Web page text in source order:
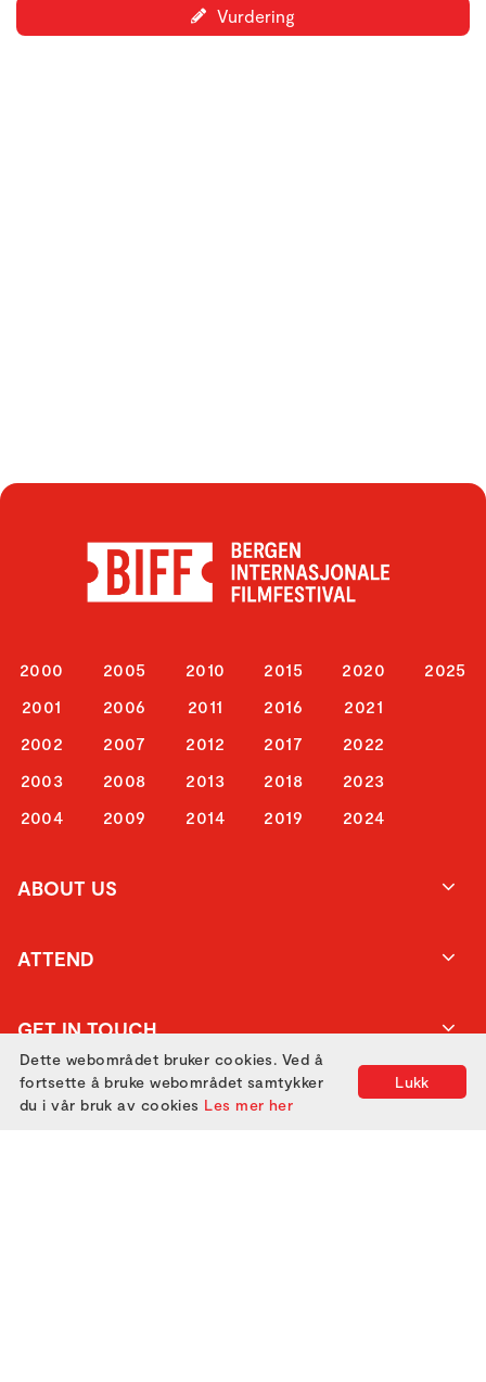
Vurdering
2000
2001
2002
2003
2004
2005
2006
2007
2008
2009
2010
2011
2012
2013
2014
2015
2016
2017
2018
2019
2020
2021
2022
2023
2024
2025
ABOUT US
ATTEND
GET IN TOUCH
Lukk
Dette webområdet bruker cookies. Ved å
fortsette å bruke webområdet samtykker
du i vår bruk av cookies Les mer her